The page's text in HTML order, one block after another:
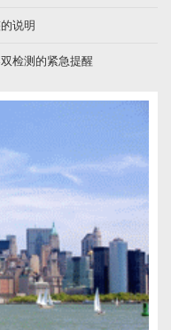
说明
检测的紧急提醒